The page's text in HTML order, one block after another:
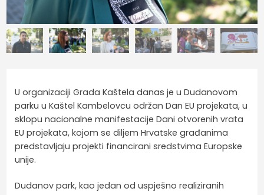
U organizaciji Grada Kaštela danas je u Dudanovom
parku u Kaštel Kambelovcu održan Dan EU projekata, u
sklopu nacionalne manifestacije Dani otvorenih vrata
EU projekata, kojom se diljem Hrvatske građanima
predstavljaju projekti financirani sredstvima Europske
unije.
Dudanov park, kao jedan od uspješno realiziranih